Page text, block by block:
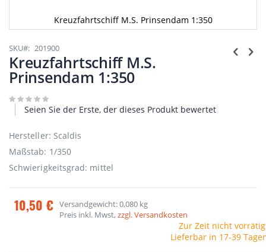
Kreuzfahrtschiff M.S. Prinsendam 1:350
Anfang
der
Bildgalerie
springen
SKU 201900
Kreuzfahrtschiff M.S.
Prinsendam 1:350
Seien Sie der Erste, der dieses Produkt bewertet
Hersteller: Scaldis
Maßstab: 1/350
Schwierigkeitsgrad: mittel
10,50 € Versandgewicht: 0,080 kg
Preis inkl. Mwst,zzgl. Versandkosten
Zur Zeit nicht
Lieferbar in 17-39